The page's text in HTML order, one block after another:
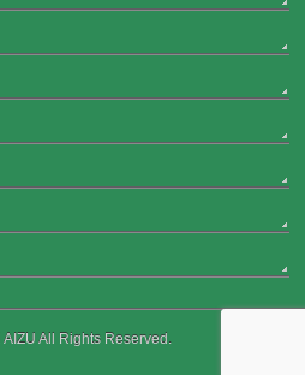
All Rights Reserved.